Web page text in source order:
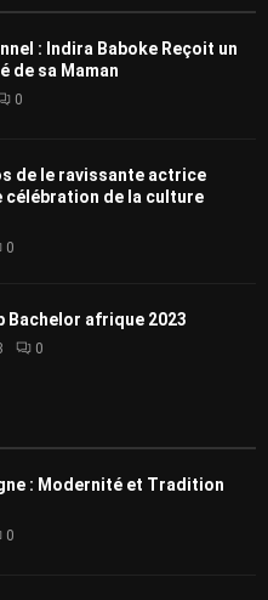
: Indira Baboke Reçoit un
de sa Maman
0
de le ravissante actrice
célébration de la culture
0
Bachelor afrique 2023
0
: Modernité et Tradition
0